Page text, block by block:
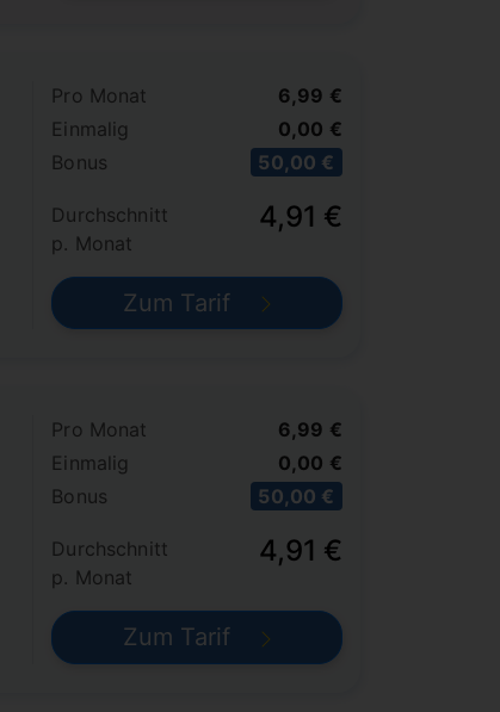
Pro Monat
Einmalig
Bonus
6,99 €
0,00 €
50,00 €
Durchschnitt
p. Monat
4,91 €
Zum Tarif
Pro Monat
Einmalig
Bonus
6,99 €
0,00 €
50,00 €
Durchschnitt
p. Monat
4,91 €
Zum Tarif